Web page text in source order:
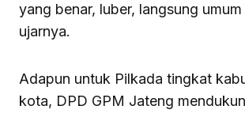
yang benar, luber, langsung umum
ujarnya.
Adapun untuk Pilkada tingkat
kota, DPD GPM Jateng